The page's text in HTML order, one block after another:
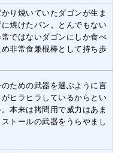
り焼いていたダゴンが生ま
焼けたパン。とんでもない
ではないダゴンにしか食べ
非常食兼棍棒として持ち歩
ための武器を選ぶように言
ヒラヒラしているからとい
本来は拷問用で威力はあま
トールの武器をうらやまし